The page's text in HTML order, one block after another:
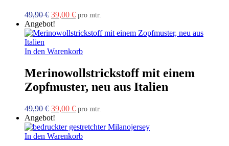
49,90€ Ursprünglicher
Preis
war:
39,00 €Aktueller
ist:
pro mtr.
Angebot!
In den Warenkorb
Merinowollstrickstoff mit einem
Zopfmuster, neu aus Italien
49,90€ Ursprünglicher
Preis
war:
49,90 €
39,00 €Aktueller
ist:
39,00 €.
pro mtr.
Angebot!
In den Warenkorb